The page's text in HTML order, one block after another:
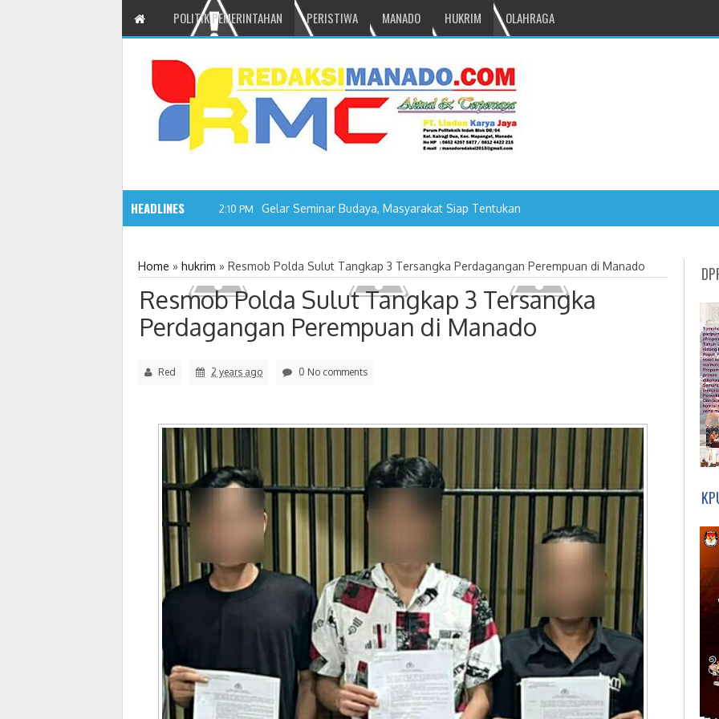
POLITIK PEMERINTAHAN PERISTIWA MANADO HUKRIM OLAHRAGA
HEADLINES 2:10 PM Gelar Seminar Budaya, Masyarakat Siap Tentukan Tahun Berdirinya Wanua Kinilow
Home » hukrim » Resmob Polda Sulut Tangkap 3 Tersangka Perdagangan Perempuan di Manado
Resmob Polda Sulut Tangkap 3 Tersangka
Perdagangan Perempuan di Manado
Red 2 years ago 0 No comments